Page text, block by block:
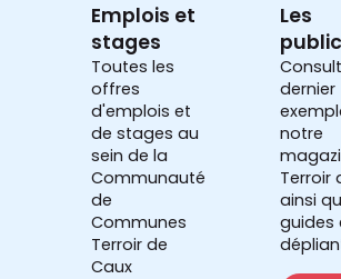
Emplois et
stages
Toutes les
offres
d'emplois et
de stages au
sein de la
Communauté
de
Communes
Terroir de
Caux
Les
dernier
notre
Terroir
ainsi
guides